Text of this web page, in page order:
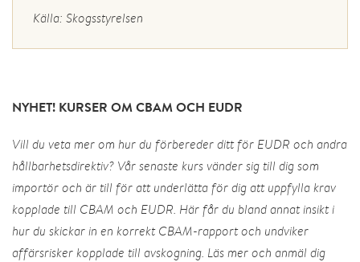
Källa: Skogsstyrelsen
NYHET! KURSER OM CBAM OCH EUDR
Vill du veta mer om hur du förbereder ditt för EUDR och andra
hållbarhetsdirektiv? Vår senaste kurs vänder sig till dig som
importör och är till för att underlätta för dig att uppfylla krav
kopplade till CBAM och EUDR. Här får du bland annat insikt i
hur du skickar in en korrekt CBAM-rapport och undviker
affärsrisker kopplade till avskogning. Läs mer och anmäl dig